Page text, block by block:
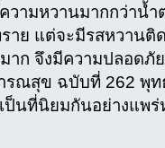
ามหวานมากกว่าน้ำ
าย แต่จะมีรสหวานติ
าก จึงมีความปลอดภั
รณสุข ฉบับที่ 262 พุ
นที่นิยมกันอย่างแพร่